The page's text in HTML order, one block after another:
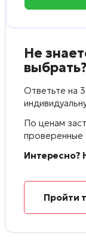
Не
выбрать?
Ответьте на
По ценам
проверенные
Интересно?
Пройти